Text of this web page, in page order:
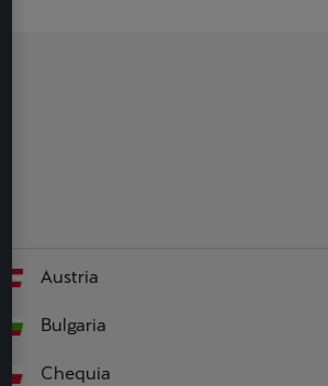
Austria
Bulgaria
Chequia